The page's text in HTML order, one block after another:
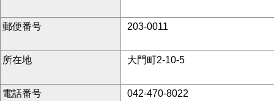
郵便番号 203-0011
所在地 大門町2-10-5
電話番号 042-470-8022